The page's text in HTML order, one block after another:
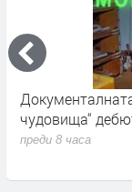
чудовища“
преди 8 часа